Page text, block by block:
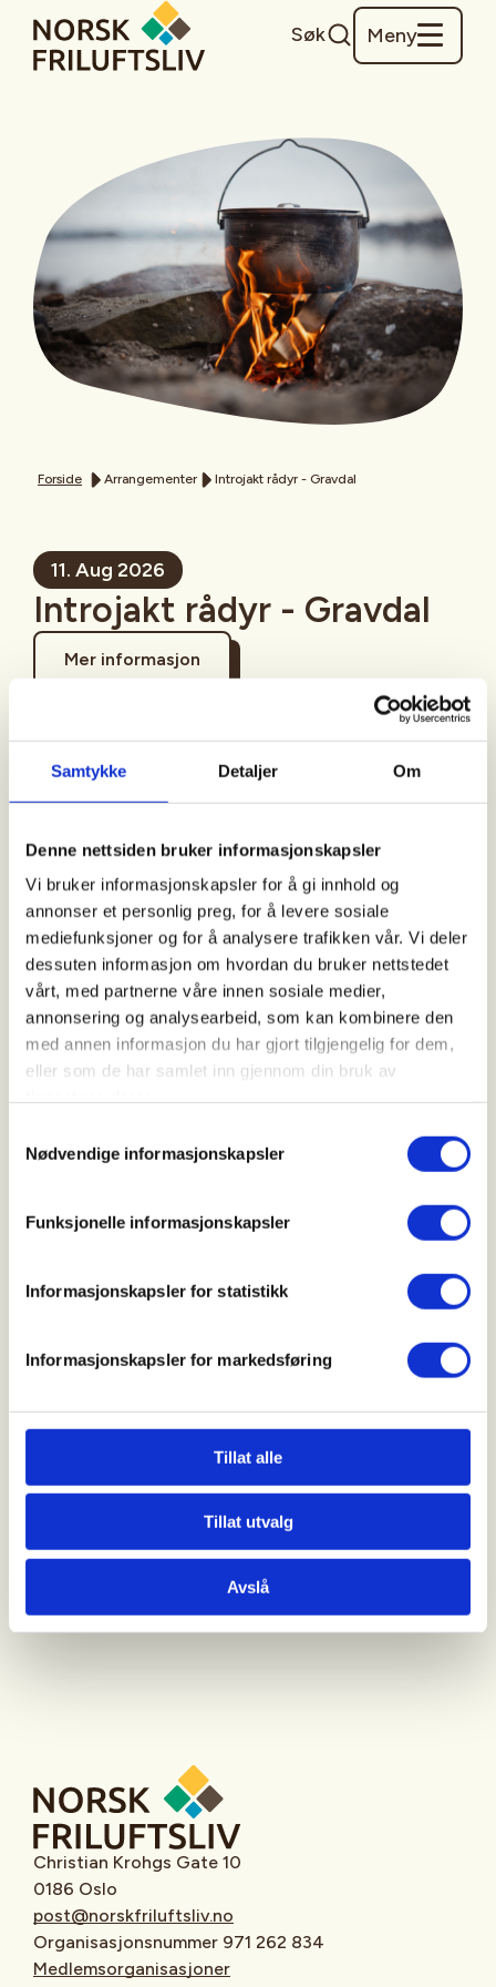
Samtykke Detaljer Om
Denne nettsiden bruker informasjonskapsler
Vi bruker informasjonskapsler for å gi innhold og
annonser et personlig preg, for å levere sosiale
mediefunksjoner og for å analysere trafikken vår. Vi deler
dessuten informasjon om hvordan du bruker nettstedet
vårt, med partnerne våre innen sosiale medier,
annonsering og analysearbeid, som kan kombinere den
med annen informasjon du har gjort tilgjengelig for dem,
eller som de har samlet inn gjennom din bruk av
Nødvendige informasjonskapsler
Funksjonelle informasjonskapsler
Informasjonskapsler for statistikk
Informasjonskapsler for markedsføring
Tillat alle
Tillat utvalg
Avslå
Søk Meny
Forside Arrangementer Introjakt rådyr - Gravdal
11. Aug 2026
Introjakt rådyr - Gravdal
Mer informasjon
Sted
Bjerkreim
Tid
11. Aug 2026
Kl. 18.00 - 21.00
Kontaktperson
john@skarlandas.no
Oppmøtested
Christian Krohgs Gate 10
0186 Oslo
post@norskfriluftsliv.no
Organisasjonsnummer 971 262 834
Medlemsorganisasjoner